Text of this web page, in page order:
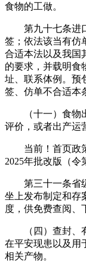
食物的工做。
第九十七条进口
签；依法该当有仿
合适本法以及我国
的要求，并载明食
址、联系体例。预
签、仿单不合适本
（十一）食物出
评价，或者出产运
当前！首页政策
2025年批改版（令
第三十一条省级
坐上发布制定和存
度，供免费查阅、
（四）查封、有
在平安现患以及用
相关产物。